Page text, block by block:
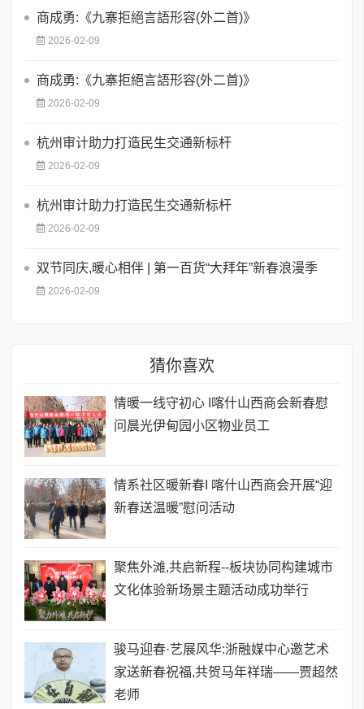
商成勇:《九寨拒絕言語形容(外二首)》
2026-02-09
商成勇:《九寨拒絕言語形容(外二首)》
2026-02-09
杭州审计助力打造民生交通新标杆
2026-02-09
杭州审计助力打造民生交通新标杆
2026-02-09
双节同庆,暖心相伴 | 第一百货“大拜年”新春浪漫季
2026-02-09
猜你喜欢
情暖一线守初心 I喀什山西商会新春慰
问晨光伊甸园小区物业员工
情系社区暖新春I 喀什山西商会开展“迎
新春送温暖”慰问活动
聚焦外滩,共启新程--板块协同构建城市
文化体验新场景主题活动成功举行
骏马迎春·艺展风华:浙融媒中心邀艺术
家送新春祝福,共贺马年祥瑞——贾超然
老师